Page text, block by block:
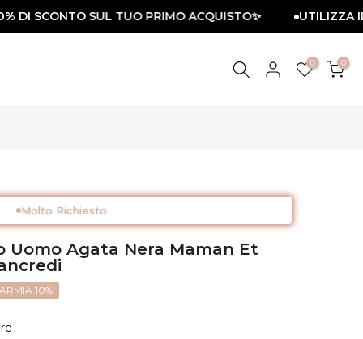
SCONTO SUL TUO PRIMO ACQUISTO✨ UTILIZZA IL
0 0
Molto Richiesto
Uomo Agata Nera Maman Et
10%